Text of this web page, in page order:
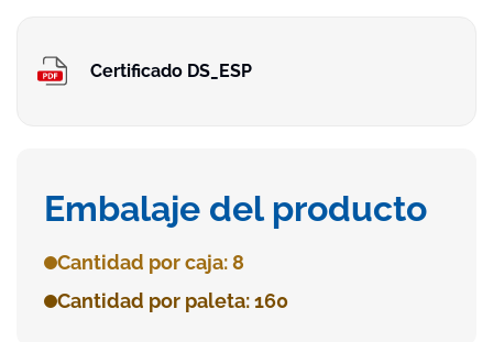
Certificado DS_ESP
Embalaje del producto
Cantidad por caja: 8
Cantidad por paleta: 160